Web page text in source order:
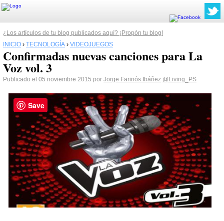
¿Los artículos de tu blog publicados aquí? ¡Propón tu blog!
INICIO › TECNOLOGÍA › VIDEOJUEGOS
Confirmadas nuevas canciones para La
Voz vol. 3
Publicado el 05 noviembre 2015 por Jorge Farinós Ibáñez @Living_PS
Save